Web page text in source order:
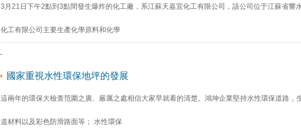
3月21日下午2點到3點間發生爆炸的化工廠，系江蘇天嘉宜化工有限公司，該公司位于江蘇省響
化工有限公司主要生產化學原料和化學
國家重視水性環保地坪的發展
這兩年的環保大檢查范圍之廣、嚴厲之處相信大家早就看的清楚。鴻坤企業堅持水性環保道路
道材料以及彩色防滑路面等； 水性環保